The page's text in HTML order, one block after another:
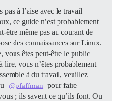
pas à l’aise avec le travail
ce guide n’est probablement
être même pas au courant de
des connaissances sur Linux.
vous êtes peut-être le public
lire, vous n’êtes probablement
à du travail, veuillez
@pfaffman
pour faire
; ils savent ce qu’ils font. Ou